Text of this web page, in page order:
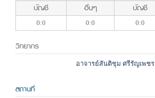
บัญชี
อื่นๆ บัญชี
0:0 0:0 0:0
วิทยากร
อาจารย์สันติชุม ศรีรัญเพชร
สถานที่